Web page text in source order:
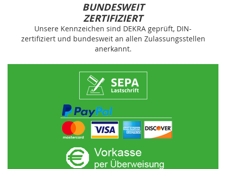
BUNDESWEIT
ZERTIFIZIERT
Unsere Kennzeichen sind DEKRA geprüft, DIN-
zertifiziert und bundesweit an allen Zulassungsstellen
anerkannt.